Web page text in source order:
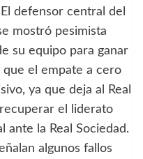
El defensor central del
mostró pesimista
su equipo para ganar
que el empate a cero
ya que deja al Real
el liderato
ante la Real Sociedad.
algunos fallos